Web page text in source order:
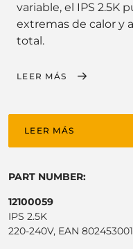
variable, el IPS 2.5K
extremas de calor y
total.
LEER MÁS
LEER MÁS
PART NUMBER:
12100059
IPS 2.5K
220-240V, EAN